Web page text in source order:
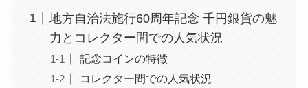
地方自治法施行60周年記念 千円銀貨の魅
力とコレクター間での人気状況
記念コインの特徴
コレクター間での人気状況